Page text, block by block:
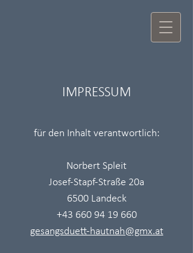
IMPRESSUM
für den Inhalt verantwortlich:
Norbert Spleit
Josef-Stapf-Straße 20a
6500 Landeck
+43 660 94 19 660
gesangsduett-hautnah@gmx.at